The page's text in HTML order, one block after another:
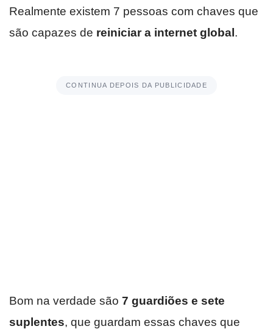
Realmente existem 7 pessoas com chaves que
são capazes de reiniciar a internet global.
CONTINUA DEPOIS DA PUBLICIDADE
Bom na verdade são 7 guardiões e sete
suplentes, que guardam essas chaves que